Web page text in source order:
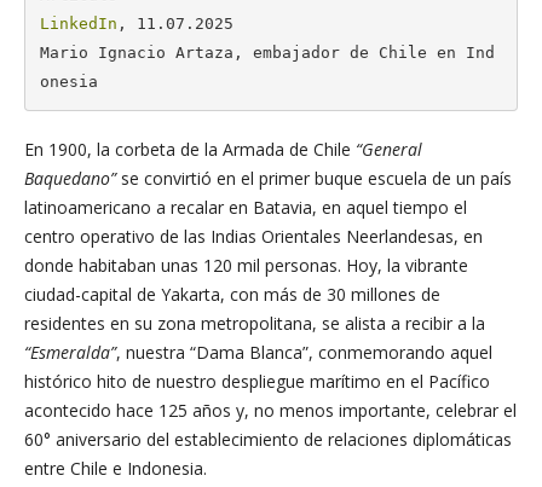
LinkedIn , 11.07.2025
Mario Ignacio Artaza, embajador de Chile en Ind
onesia
En 1900, la corbeta de la Armada de Chile “General
Baquedano”se convirtió en el primer buque escuela de un país
latinoamericano a recalar en Batavia, en aquel tiempo el
centro operativo de las Indias Orientales Neerlandesas, en
donde habitaban unas 120 mil personas. Hoy, la vibrante
ciudad-capital de Yakarta, con más de 30 millones de
residentes en su zona metropolitana, se alista a recibir a la
“Esmeralda”, nuestra “Dama Blanca”, conmemorando aquel
histórico hito de nuestro despliegue marítimo en el Pacífico
acontecido hace 125 años y, no menos importante, celebrar el
60° aniversario del establecimiento de relaciones diplomáticas
entre Chile e Indonesia.